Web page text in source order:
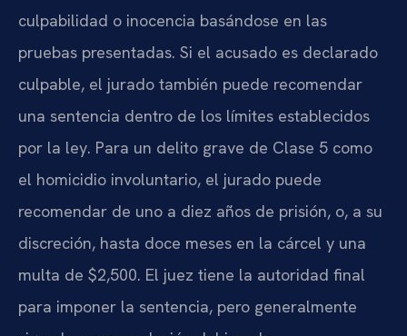
culpabilidad o inocencia basándose en las
pruebas presentadas. Si el acusado es declarado
culpable, el jurado también puede recomendar
una sentencia dentro de los límites establecidos
por la ley. Para un delito grave de Clase 5 como
el homicidio involuntario, el jurado puede
recomendar de uno a diez años de prisión, o, a su
discreción, hasta doce meses en la cárcel y una
multa de $2,500. El juez tiene la autoridad final
para imponer la sentencia, pero generalmente